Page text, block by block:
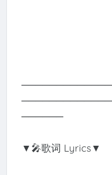
──────
▼🎤歌词 Lyrics▼